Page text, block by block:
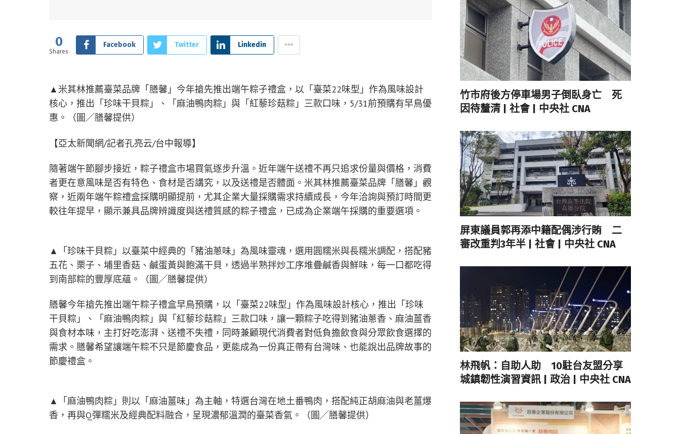
0
Shares
Facebook Twitter Linkedin
▲米其林推薦臺菜品牌「膳馨」今年搶先推出端午粽子禮盒，以「臺菜22味型」作為風味設計
核心，推出「珍味干貝粽」、「麻油鴨肉粽」與「紅藜珍菇粽」三款口味，5/31前預購有早鳥優
惠。（圖╱膳馨提供）
【亞太新聞網/記者孔亮云/台中報導】
隨著端午節腳步接近，粽子禮盒市場買氣逐步升溫。近年端午送禮不再只追求份量與價格，消費
者更在意風味是否有特色、食材是否講究，以及送禮是否體面。米其林推薦臺菜品牌「膳馨」觀
察，近兩年端午粽禮盒採購明顯提前，尤其企業大量採購需求持續成長，今年洽詢與預訂時間更
較往年提早，顯示兼具品牌辨識度與送禮質感的粽子禮盒，已成為企業端午採購的重要選項。
▲「珍味干貝粽」以臺菜中經典的「豬油蔥味」為風味靈魂，選用圓糯米與長糯米調配，搭配豬
五花、栗子、埔里香菇、鹹蛋黃與飽滿干貝，透過半熟拌炒工序堆疊鹹香與鮮味，每一口都吃得
到南部粽的豐厚底蘊。（圖╱膳馨提供）
膳馨今年搶先推出端午粽子禮盒早鳥預購，以「臺菜22味型」作為風味設計核心，推出「珍味
干貝粽」、「麻油鴨肉粽」與「紅藜珍菇粽」三款口味，讓一顆粽子吃得到豬油蔥香、麻油薑香
與食材本味，主打好吃澎湃、送禮不失禮，同時兼顧現代消費者對低負擔飲食與分眾飲食選擇的
需求。膳馨希望讓端午粽不只是節慶食品，更能成為一份真正帶有台灣味、也能說出品牌故事的
節慶禮盒。
▲「麻油鴨肉粽」則以「麻油薑味」為主軸，特選台灣在地土番鴨肉，搭配純正胡麻油與老薑爆
香，再與Q彈糯米及經典配料融合，呈現濃郁溫潤的臺菜香氣。（圖╱膳馨提供）
竹市府後方停車場男子倒臥身亡 死
因待釐清 | 社會 | 中央社 CNA
屏東議員郭再添中籍配偶涉行賄 二
審改重判3年半 | 社會 | 中央社 CNA
林飛帆：自助人助 10駐台友盟分享
城鎮韌性演習資訊 | 政治 | 中央社 CNA